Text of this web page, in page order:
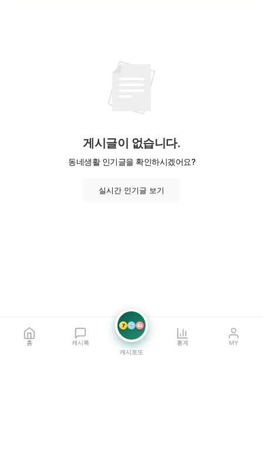
게시글이 없습니다.
동네생활 인기글을 확인하시겠어요?
실시간 인기글 보기
홈 캐시톡
7 21 42
캐시로또
통계 MY